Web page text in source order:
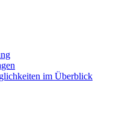
im Überblick